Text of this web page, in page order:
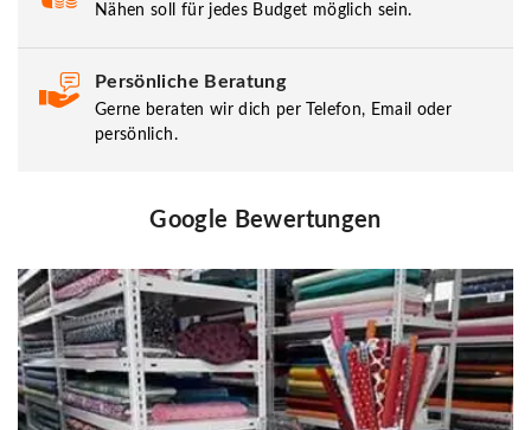
Nähen soll für jedes Budget möglich sein.
Persönliche Beratung
Gerne beraten wir dich per Telefon, Email oder
persönlich.
Google Bewertungen